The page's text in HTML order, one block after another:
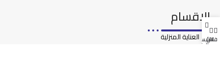
الاقسام
العناية المنزلية
فلاترالرئيسية
المتجر